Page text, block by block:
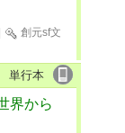
創元sf文
単行本
界から